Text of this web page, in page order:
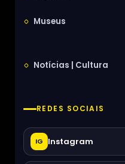
Museus
Notícias | Cultura
REDES SOCIAIS
IG Instagram